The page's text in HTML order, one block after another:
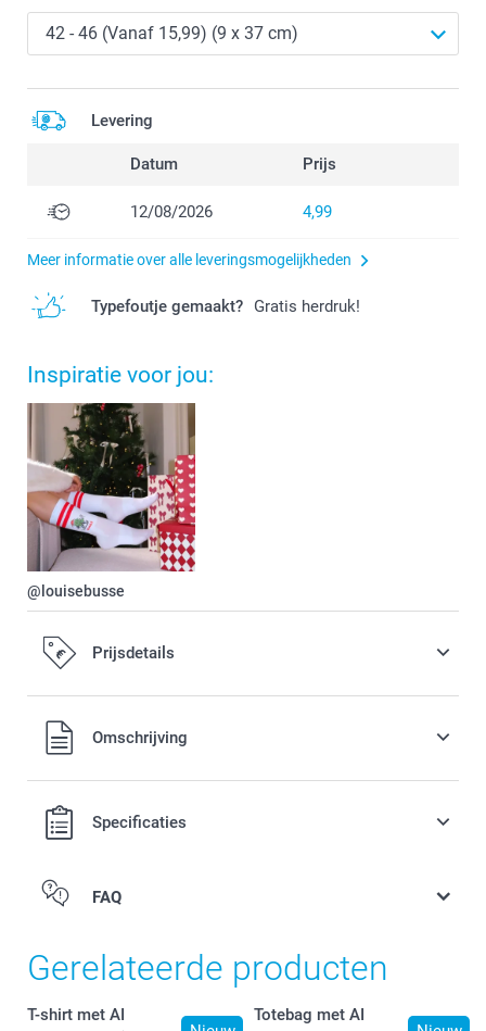
Levering
Datum Prijs
12/08/2026 4,99
Meer informatie over alle leveringsmogelijkheden
Typefoutje gemaakt? Gratis herdruk!
Inspiratie voor jou:
@louisebusse
Prijsdetails
Alle prijzen zijn in EURO (€) inclusief BTW en exclusief
verzendkosten.Omschrijving
Specificaties
FAQ
Gerelateerde producten
T-shirt met AI
Totebag met AI